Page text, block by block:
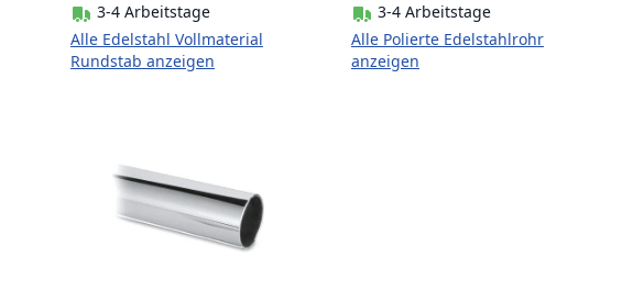
3-4 Arbeitstage
Alle Edelstahl Vollmaterial
Rundstab anzeigen
3-4 Arbeitstage
Alle Polierte Edelstahlrohr
anzeigen